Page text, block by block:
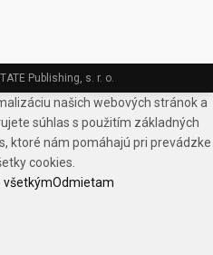
Publishing, s. r. o.
našich webových stránok a
súhlas s použitím základných
ktoré nám pomáhajú pri prevádzke
cookies.
všetkýmOdmietam